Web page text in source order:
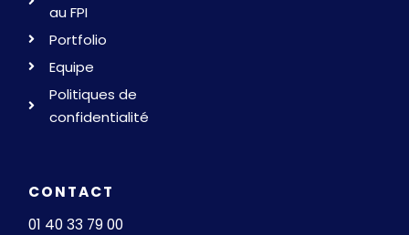
au FPI
Portfolio
Equipe
Politiques de
confidentialité
CONTACT
01 40 33 79 00